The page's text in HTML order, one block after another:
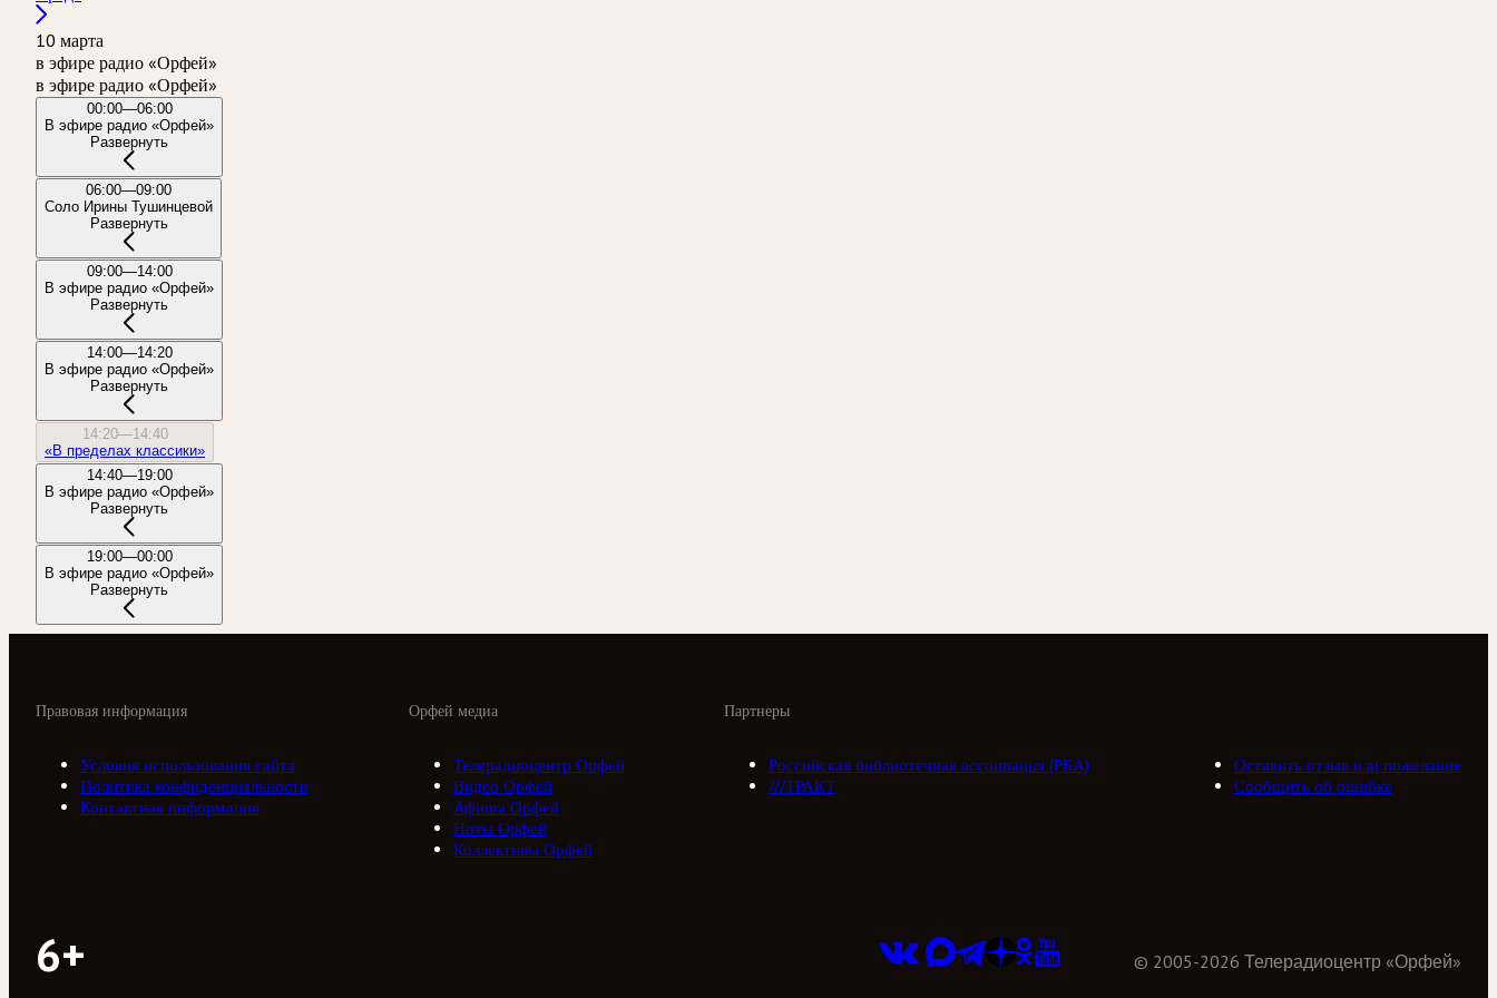
10 марта
в эфире радио «Орфей»
в эфире радио «Орфей»
00:00—06:00
В эфире радио «Орфей»
Развернуть
06:00—09:00
Соло Ирины Тушинцевой
Развернуть
09:00—14:00
В эфире радио «Орфей»
Развернуть
14:00—14:20
В эфире радио «Орфей»
Развернуть
14:20—14:40
«В пределах классики»
14:40—19:00
В эфире радио «Орфей»
Развернуть
19:00—00:00
В эфире радио «Орфей»
Развернуть
Орфей медиа
Телерадиоцентр Орфей
Видео Орфей
Афиша Орфей
Ноты Орфей
Коллективы Орфей
Партнеры
Российская библиотечная ассоциация (РБА)
///ТРАКТ
Правовая информация
Условия использования сайта
Политика конфиденциальности
Контактная информация
Оставить отзыв или пожелание
Сообщить об ошибке
6+ © 2005-2026 Телерадиоцентр «Орфей»